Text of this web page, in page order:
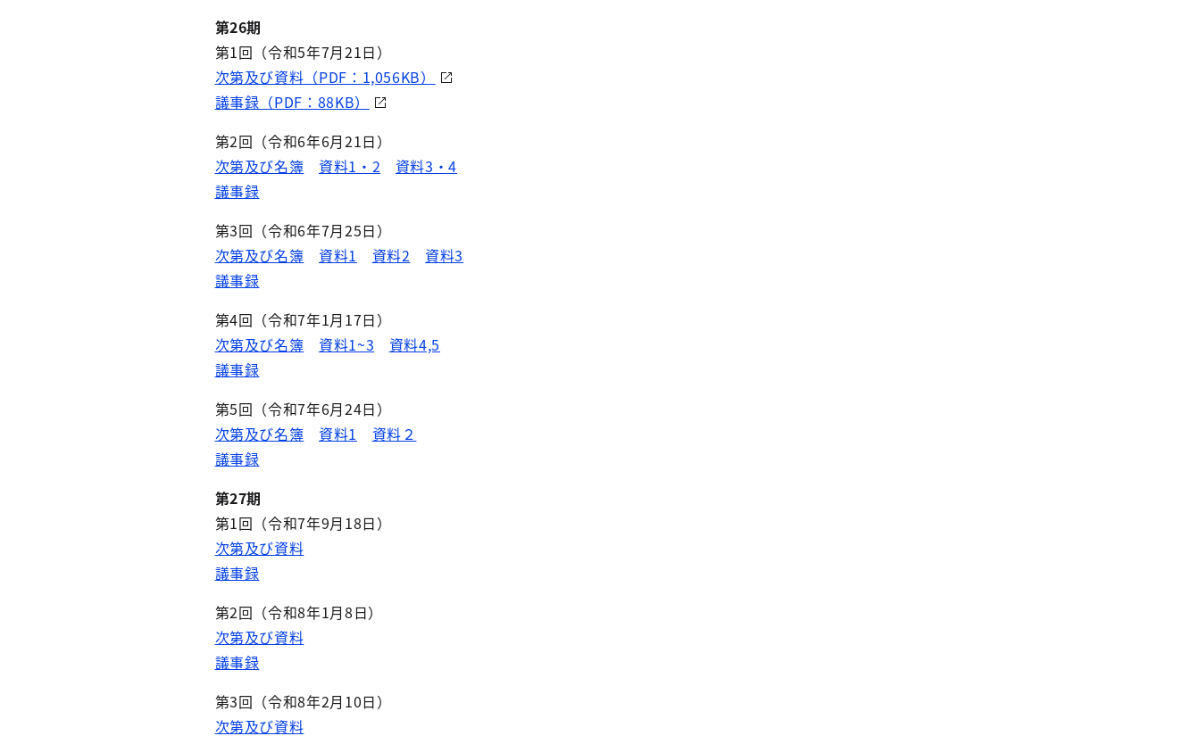
第26期
第1回（令和5年7月21日）
次第及び資料（PDF：1,056KB）
議事録（PDF：88KB）
第2回（令和6年6月21日）
次第及び名簿
資料1・2
資料3・4
議事録
第3回（令和6年7月25日）
次第及び名簿
資料1 資料2
資料3
議事録
第4回（令和7年1月17日）
次第及び名簿
資料1~3
資料4,5
議事録
第5回（令和7年6月24日）
次第及び名簿
資料1
資料２
議事録
第27期
第1回（令和7年9月18日）
次第及び資料
議事録
第2回（令和8年1月8日）
次第及び資料
議事録
第3回（令和8年2月10日）
次第及び資料